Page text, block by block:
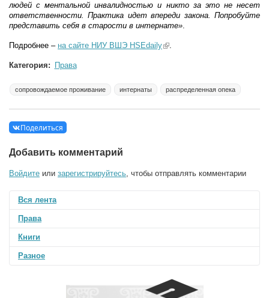
людей с ментальной инвалидностью и никто за это не несет
ответственности. Практика идет впереди закона. Попробуйте
представить себя в старости в интернате».
Подробнее – на сайте НИУ ВШЭ HSEdaily(link is external)
.
Категория: Права
сопровождаемое проживание интернаты распределенная опека
Поделиться
Добавить комментарий
Войдите или зарегистрируйтесь , чтобы отправлять комментарии
Вся лента
Права
Книги
Разное